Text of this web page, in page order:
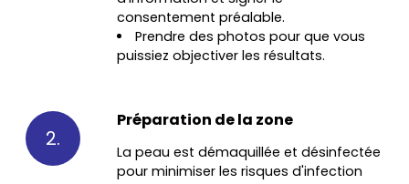
consentement préalable.
Prendre des photos pour que vous
puissiez objectiver les résultats.
2.
Préparation de la zone
La peau est démaquillée et désinfectée
pour minimiser les risques d'infection